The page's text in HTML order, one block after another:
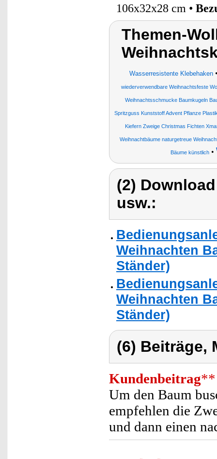
106x32x28 cm •
Themen-
Wasserresistente Klebehaken
wiederverwendbare Weihnachtsfeste
Weihnachtsschmucke Baumkugeln
Spritzguss Kunststoff Advent Pflanze
Kiefern Zweige Christmas Fichten
Weihnachtbäume naturgetreue
Bäume künstlich•
(2)
usw.:
Weihnachten
Ständer)
Weihnachten
Ständer)
(6) Beiträge,
Kundenbeitrag**
Um den Baum
empfehlen die
und dann einen